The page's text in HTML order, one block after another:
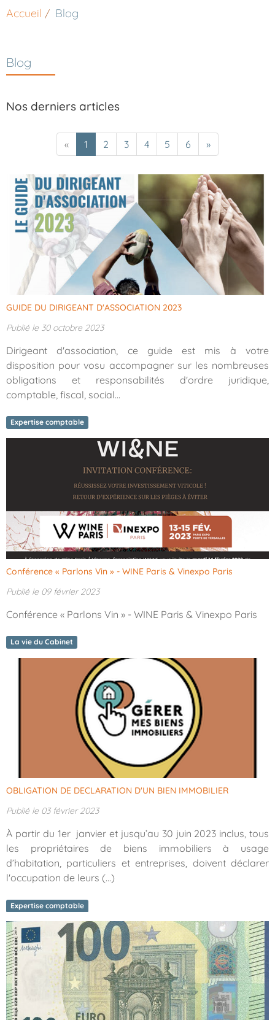
Accueil Blog
Blog
Nos derniers articles
« 1 2 3 4 5 6 »
GUIDE DU DIRIGEANT D'ASSOCIATION 2023
Publié le 30 octobre 2023
Dirigeant d'association, ce guide est mis à votre
disposition pour vosu accompagner sur les nombreuses
obligations et responsabilités d'ordre juridique,
comptable, fiscal, social...
Expertise comptable
Conférence « Parlons Vin » - WINE Paris & Vinexpo Paris
Publié le 09 février 2023
Conférence « Parlons Vin » - WINE Paris & Vinexpo Paris
La vie du Cabinet
OBLIGATION DE DECLARATION D'UN BIEN IMMOBILIER
Publié le 03 février 2023
À partir du 1er janvier et jusqu’au 30 juin 2023 inclus, tous
les propriétaires de biens immobiliers à usage
d’habitation, particuliers et entreprises, doivent déclarer
l'occupation de leurs (...)
Expertise comptable